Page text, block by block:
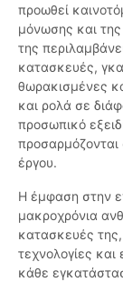
προωθεί
μόνωσης και
της
κατασκευές,
θωρακισμένες
και ρολά σε
προσωπικό
έργου.
Η έμφαση στην
μακροχρόνια
κατασκευές
τεχνολογίες
κάθε